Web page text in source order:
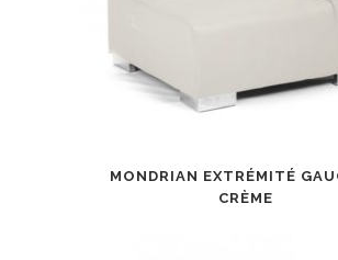
MONDRIAN EXTRÉMITÉ
CRÈME